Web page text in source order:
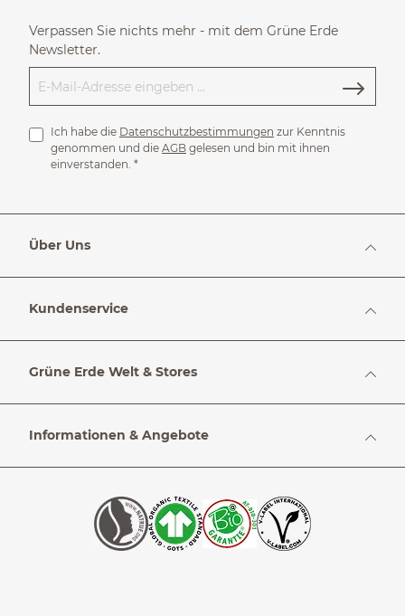
Verpassen Sie nichts mehr - mit dem Grüne Erde
Newsletter.
Ich habe die Datenschutzbestimmungen zur Kenntnis
genommen und die AGB gelesen und bin mit ihnen
einverstanden. *
Über Uns
Kundenservice
Grüne Erde Welt & Stores
Informationen & Angebote